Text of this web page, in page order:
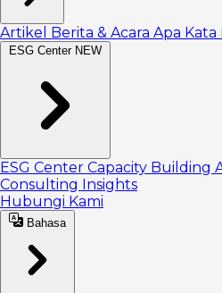
Artikel Berita & Acara Apa Kata
ESG Center NEW
ESG Center Capacity Building
Consulting Insights
Hubungi Kami
Bahasa